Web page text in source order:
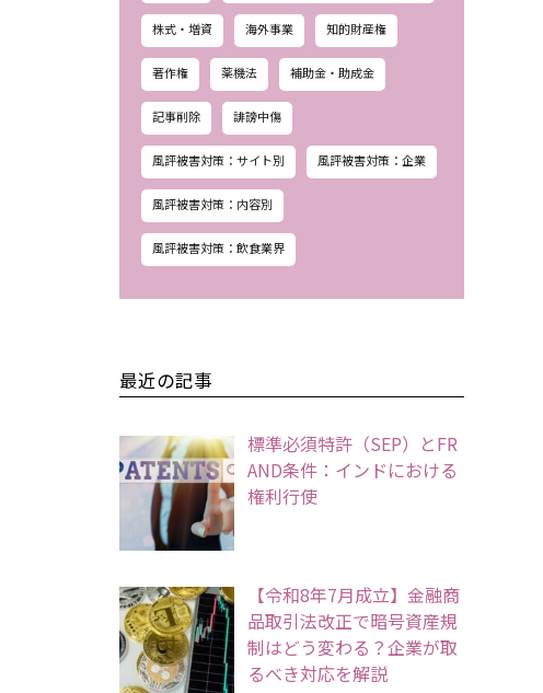
株式・増資 海外事業 知的財産権
著作権 薬機法 補助金・助成金
記事削除 誹謗中傷
風評被害対策：サイト別 風評被害対策：企業
風評被害対策：内容別
風評被害対策：飲食業界
最近の記事
標準必須特許（SEP）とFR
AND条件：インドにおける
権利行使
【令和8年7月成立】金融商
品取引法改正で暗号資産規
制はどう変わる？企業が取
るべき対応を解説